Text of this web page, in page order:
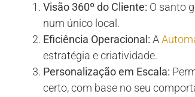
Visão 360º do Cliente: O santo
num único local.
Eficiência Operacional: A
estratégia e criatividade.
Personalização em Escala:
certo, com base no seu